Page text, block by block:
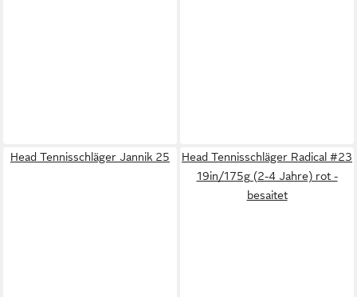
Head Tennisschläger Jannik 25
Head Tennisschläger Radical #23
19in/175g (2-4 Jahre) rot -
besaitet